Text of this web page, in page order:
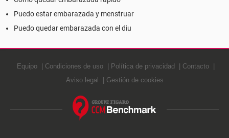
Puedo estar embarazada y menstruar
Puedo quedar embarazada con el diu
Equipo Condiciones de uso Política de privacidad
Contacto
Aviso legal
Gestión de cookies